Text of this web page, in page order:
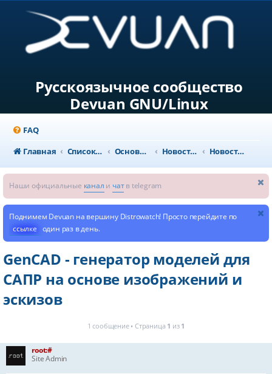
Русскоязычное сообщество
Devuan GNU/Linux
FAQ
Главная
Список форумов Основной раздел Новости и объявления Новости из мира GNU/Linux
Наши официальные канал и чатв telegram
Поднимем Devuan на вершину Distrowatch! Просто перейдите по
ссылке один раз в день.
GenCAD - генератор моделей для
САПР на основе изображений и
эскизов
1 сообщение • Страница 1 из 1
root:#
Site Admin